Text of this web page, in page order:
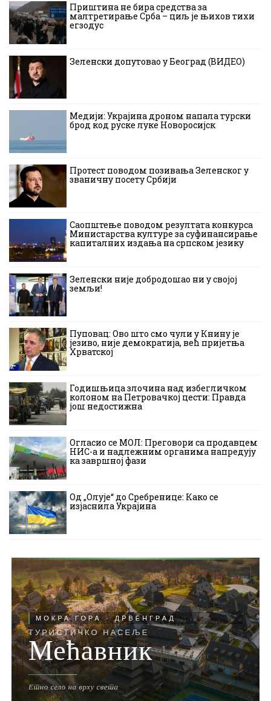
Приштина не бира средства за
малтретирање Срба – циљ је њихов тихи
егзодус
Зеленски допутовао у Београд (ВИДЕО)
Медији: Украјина дроном напала турски
брод код руске луке Новоросијск
Протест поводом позивања Зеленског у
званичну посету Србији
Саопштење поводом резултата конкурса
Министарства културе за суфинансирање
капиталних издања на српском језику
Зеленски није добродошао ни у својој
земљи!
Пуповац: Ово што смо чули у Книну је
језиво, није демократија, већ пријетња
Хрватској
Годишњица злочина над избегличком
колоном на Петровачкој цести: Правда
још недостижна
Огласио се МОЛ: Преговори са продавцем
НИС-а и надлежним органима напредују
ка завршној фази
Од „Олује“ до Сребренице: Како се
изјаснила Украјина